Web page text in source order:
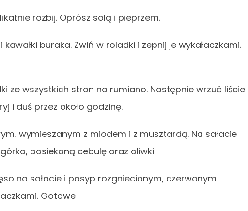
rozbij. Oprósz solą i pieprzem.
buraka. Zwiń w roladki i zepnij je wykałaczkami.
ze wszystkich stron na rumiano. Następnie wrzuć liście
i duś przez około godzinę.
wymieszanym z miodem i z musztardą. Na sałacie
posiekaną cebulę oraz oliwki.
na sałacie i posyp rozgniecionym, czerwonym
Gotowe!